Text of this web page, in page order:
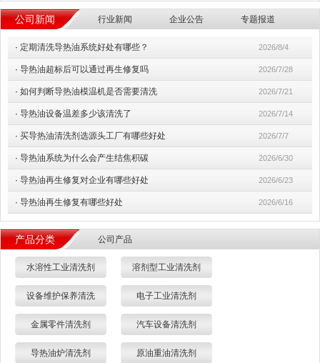
公司新闻 行业新闻 企业公告 专题报道
· 定期清洗导热油系统好处有哪些？ 2026/8/4
· 导热油超标后可以通过再生修复吗 2026/7/28
· 如何判断导热油模温机是否需要清洗 2026/7/21
· 导热油设备温差多少该清洗了 2026/7/14
· 买导热油清洗剂选源头工厂有哪些好处 2026/7/7
· 导热油系统为什么会产生结焦积碳 2026/6/30
· 导热油再生修复对企业有哪些好处 2026/6/23
· 导热油再生修复有哪些好处 2026/6/16
产品分类 公司产品
水溶性工业清洗剂 溶剂型工业清洗剂
设备维护保养清洗 电子工业清洗剂
金属零件清洗剂 汽车设备清洗剂
导热油炉清洗剂 原油重油清洗剂